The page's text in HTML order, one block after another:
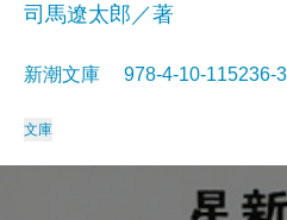
司馬遼太郎／著
新潮文庫 978-4-10-
文庫